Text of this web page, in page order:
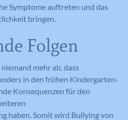
Symptome auftreten und das
bringen.
Folgen
mehr ab, dass
in den frühen Kindergarten-
Konsequenzen für den
haben. Somit wird Bullying von